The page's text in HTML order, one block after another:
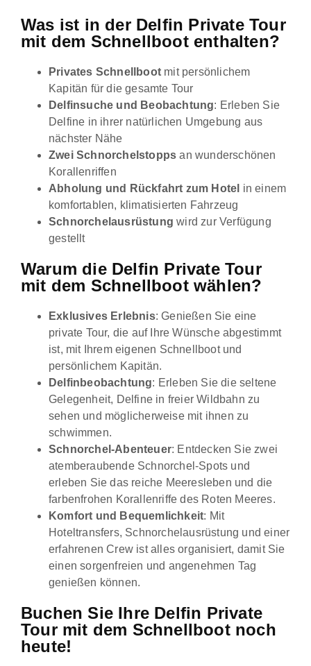
Was ist in der Delfin Private Tour
mit dem Schnellboot enthalten?
Privates Schnellboot mit persönlichem
Kapitän für die gesamte Tour
Delfinsuche und Beobachtung: Erleben Sie
Delfine in ihrer natürlichen Umgebung aus
nächster Nähe
Zwei Schnorchelstopps an wunderschönen
Korallenriffen
Abholung und Rückfahrt zum Hotel in einem
komfortablen, klimatisierten Fahrzeug
Schnorchelausrüstung wird zur Verfügung
gestellt
Warum die Delfin Private Tour
mit dem Schnellboot wählen?
Exklusives Erlebnis: Genießen Sie eine
private Tour, die auf Ihre Wünsche abgestimmt
ist, mit Ihrem eigenen Schnellboot und
persönlichem Kapitän.
Delfinbeobachtung: Erleben Sie die seltene
Gelegenheit, Delfine in freier Wildbahn zu
sehen und möglicherweise mit ihnen zu
schwimmen.
Schnorchel-Abenteuer: Entdecken Sie zwei
atemberaubende Schnorchel-Spots und
erleben Sie das reiche Meeresleben und die
farbenfrohen Korallenriffe des Roten Meeres.
Komfort und Bequemlichkeit: Mit
Hoteltransfers, Schnorchelausrüstung und einer
erfahrenen Crew ist alles organisiert, damit Sie
einen sorgenfreien und angenehmen Tag
genießen können.
Buchen Sie Ihre Delfin Private
Tour mit dem Schnellboot noch
heute!